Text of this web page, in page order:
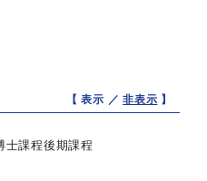
【 表示 ／非表示 】
士課程後期課程